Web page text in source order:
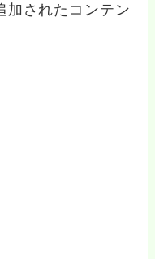
加されたコンテン